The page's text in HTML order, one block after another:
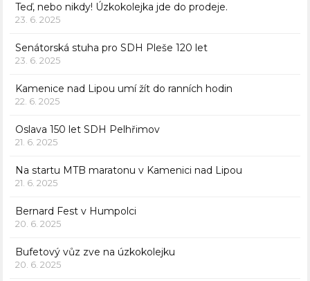
Teď, nebo nikdy! Úzkokolejka jde do prodeje.
23. 6. 2025
Senátorská stuha pro SDH Pleše 120 let
23. 6. 2025
Kamenice nad Lipou umí žít do ranních hodin
22. 6. 2025
Oslava 150 let SDH Pelhřimov
21. 6. 2025
Na startu MTB maratonu v Kamenici nad Lipou
21. 6. 2025
Bernard Fest v Humpolci
20. 6. 2025
Bufetový vůz zve na úzkokolejku
20. 6. 2025